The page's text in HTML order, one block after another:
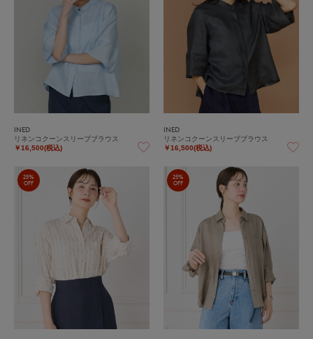
INED
リネンコクーンスリーブブラウス
￥16,500(税込)
INED
リネンコクーンスリーブブラウス
￥16,500(税込)
25%
OFF
25%
OFF